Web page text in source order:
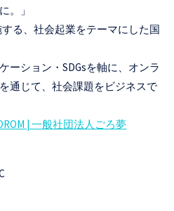
。」
する、社会起業をテーマにした国
ーション・SDGsを軸に、オンラ
通じて、社会課題をビジネスで
| 一般社団法人ごろ夢